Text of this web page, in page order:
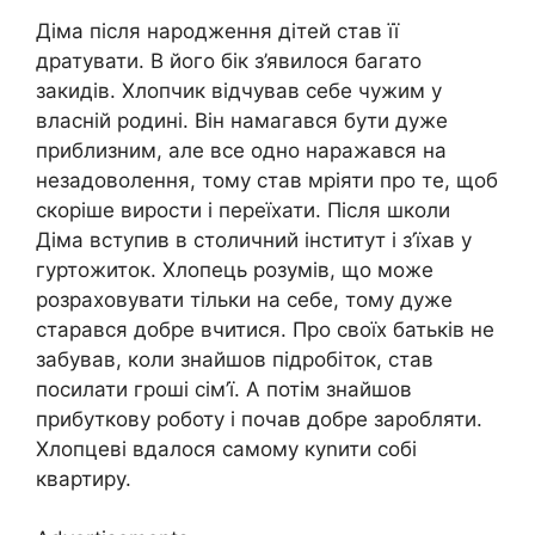
Діма після народження дітей став її
дратувати. В його бік з’явилося багато
закидів. Хлопчик відчував себе чужим у
власній родині. Він намагався бути дуже
приблизним, але все одно наражався на
незадоволення, тому став мріяти про те, щоб
скоріше вирости і переїхати. Після школи
Діма вступив в столичний інститут і з’їхав у
гуртожиток. Хлопець розумів, що може
розраховувати тільки на себе, тому дуже
старався добре вчитися. Про своїх батьків не
забував, коли знайшов підробіток, став
посилати гроші сім’ї. А потім знайшов
прибуткову роботу і почав добре заробляти.
Хлопцеві вдалося самому куnити собі
квартиру.